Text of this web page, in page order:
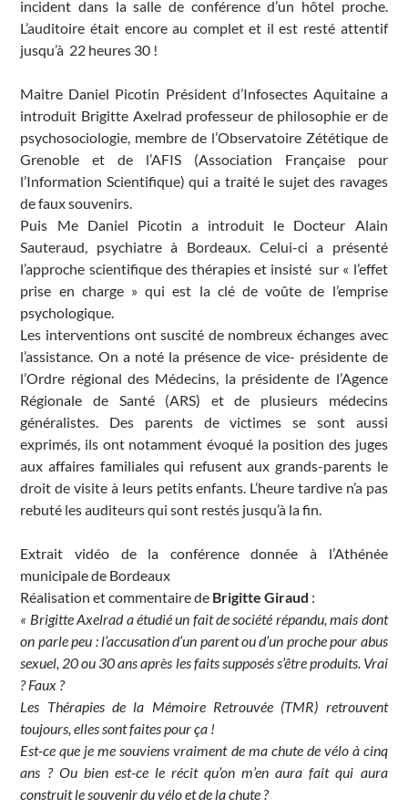
incident dans la salle de conférence d’un hôtel proche.
L’auditoire était encore au complet et il est resté attentif
jusqu’à 22 heures 30 !
Maitre Daniel Picotin Président d’Infosectes Aquitaine a
introduit Brigitte Axelrad professeur de philosophie er de
psychosociologie, membre de l’Observatoire Zététique de
Grenoble et de l’AFIS (Association Française pour
l’Information Scientifique) qui a traité le sujet des ravages
de faux souvenirs.
Puis Me Daniel Picotin a introduit le Docteur Alain
Sauteraud, psychiatre à Bordeaux. Celui-ci a présenté
l’approche scientifique des thérapies et insisté sur « l’effet
prise en charge » qui est la clé de voûte de l’emprise
psychologique.
Les interventions ont suscité de nombreux échanges avec
l’assistance. On a noté la présence de vice- présidente de
l’Ordre régional des Médecins, la présidente de l’Agence
Régionale de Santé (ARS) et de plusieurs médecins
généralistes. Des parents de victimes se sont aussi
exprimés, ils ont notamment évoqué la position des juges
aux affaires familiales qui refusent aux grands-parents le
droit de visite à leurs petits enfants. L’heure tardive n’a pas
rebuté les auditeurs qui sont restés jusqu’à la fin.
Extrait vidéo de la conférence donnée à l’Athénée
municipale de Bordeaux
Réalisation et commentaire de Brigitte Giraud :
« Brigitte Axelrada étudié un fait de société répandu, mais dont
on parle peu : l’accusation d’un parent ou d’un proche pour abus
sexuel, 20 ou 30 ans après les faits supposés s’être produits. Vrai
? Faux ?
Les Thérapies de la Mémoire Retrouvée (TMR) retrouvent
toujours, elles sont faites pour ça !
Est-ce que je me souviens vraiment de ma chute de vélo à cinq
ans ? Ou bien est-ce le récit qu’on m’en aura fait qui aura
construit le souvenir du vélo et de la chute ?